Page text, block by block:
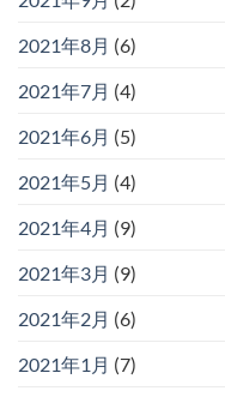
2021年8月 (6)
2021年7月 (4)
2021年6月 (5)
2021年5月 (4)
2021年4月 (9)
2021年3月 (9)
2021年2月 (6)
2021年1月 (7)